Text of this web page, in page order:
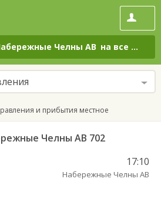
Челны АВ на все дни
и прибытия местное
Челны АВ 702
17:10
Набережные Челны АВ